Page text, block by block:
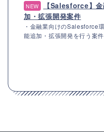
NEW
【Salesforce】
加・拡張開発案件
・金融業向けのSalesforce
能追加・拡張開発を行う案